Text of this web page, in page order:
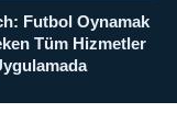
Futbol Oynamak
Tüm Hizmetler